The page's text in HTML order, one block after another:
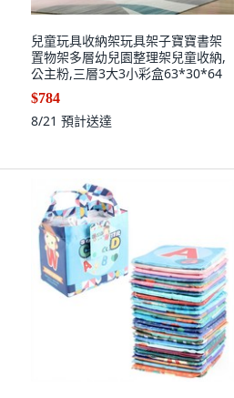
兒童玩具收納架玩具架子寶寶書架
置物架多層幼兒園整理架兒童收納,
公主粉,三層3大3小彩盒63*30*64
$784
8/21 預計送達